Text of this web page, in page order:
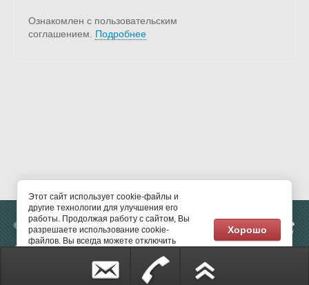
Ознакомлен с пользовательским
соглашением. Подробнее
© 2019 - 2026
Социальные сети:
Создание сайтов
Мегагрупп.ру
Этот сайт использует cookie-файлы и
другие технологии для улучшения его
работы. Продолжая работу с сайтом, Вы
разрешаете использование cookie-
файлов. Вы всегда можете отключить
Хорошо